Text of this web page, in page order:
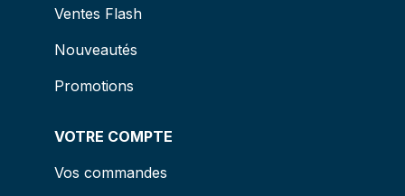
Ventes Flash
Nouveautés
Promotions
VOTRE COMPTE
Vos commandes